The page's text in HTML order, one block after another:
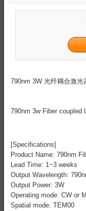
790nm 3W 光纤耦合激
790nm 3w Fiber coupled
[Specifications]
Product Name: 790nm
Lead Time: 1~3 weeks
Output Wavelength:
Output Power: 3W
Operating mode: CW or
Spatial mode: TEM00